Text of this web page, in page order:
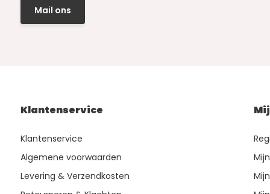
Mail ons
Klantenservice
Klantenservice
Algemene voorwaarden
Levering & Verzendkosten